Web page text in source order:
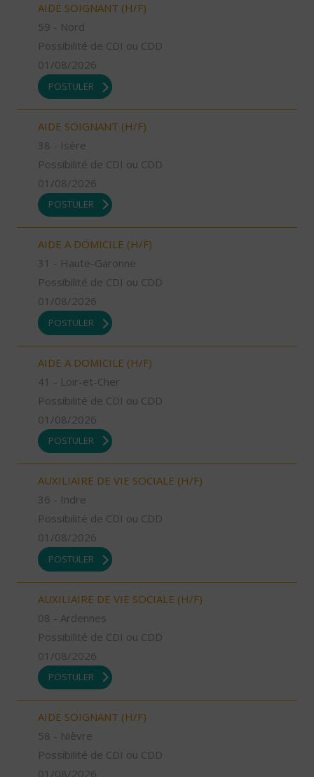
AIDE SOIGNANT (H/F)
59 - Nord
Possibilité de CDI ou CDD
01/08/2026
POSTULER
AIDE SOIGNANT (H/F)
38 - Isère
Possibilité de CDI ou CDD
01/08/2026
POSTULER
AIDE A DOMICILE (H/F)
31 - Haute-Garonne
Possibilité de CDI ou CDD
01/08/2026
POSTULER
AIDE A DOMICILE (H/F)
41 - Loir-et-Cher
Possibilité de CDI ou CDD
01/08/2026
POSTULER
AUXILIAIRE DE VIE SOCIALE (H/F)
36 - Indre
Possibilité de CDI ou CDD
01/08/2026
POSTULER
AUXILIAIRE DE VIE SOCIALE (H/F)
08 - Ardennes
Possibilité de CDI ou CDD
01/08/2026
POSTULER
AIDE SOIGNANT (H/F)
58 - Nièvre
Possibilité de CDI ou CDD
01/08/2026